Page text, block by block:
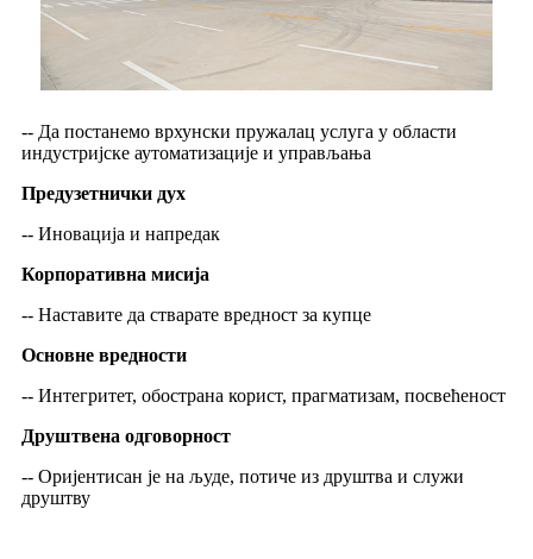
-- Да постанемо врхунски пружалац услуга у области
индустријске аутоматизације и управљања
Предузетнички дух
-- Иновација и напредак
Корпоративна мисија
-- Наставите да стварате вредност за купце
Основне вредности
-- Интегритет, обострана корист, прагматизам, посвећеност
Друштвена одговорност
-- Оријентисан је на људе, потиче из друштва и служи
друштву